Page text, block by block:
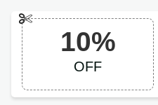
10%
OFF